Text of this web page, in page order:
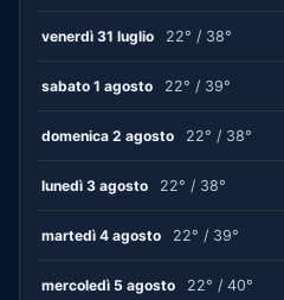
venerdì 31 luglio 22° / 38°
sabato 1 agosto 22° / 39°
domenica 2 agosto 22° / 38°
lunedì 3 agosto 22° / 38°
martedì 4 agosto 22° / 39°
mercoledì 5 agosto 22° / 40°